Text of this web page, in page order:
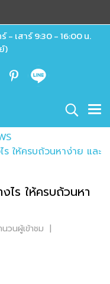
- เสาร์ 9:30 - 16:00 น.
)
ร ให้ครบถ้วนหาง่าย และ
ไร ให้ครบถ้วนหา
วนผู้เข้าชม |